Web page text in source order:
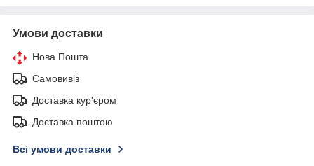
Умови доставки
Нова Пошта
Самовивіз
Доставка кур'єром
Доставка поштою
Всі умови доставки